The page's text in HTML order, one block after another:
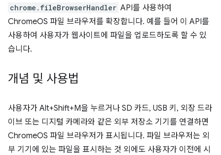
chrome.fileBrowserHandler API를 사용하여
ChromeOS 파일 브라우저를 확장합니다. 예를 들어 이 API를
사용하여 사용자가 웹사이트에 파일을 업로드하도록 할 수 있
습니다.
개념 및 사용법
사용자가 Alt+Shift+M을 누르거나 SD 카드, USB 키, 외장 드라
이브 또는 디지털 카메라와 같은 외부 저장소 기기를 연결하면
ChromeOS 파일 브라우저가 표시됩니다. 파일 브라우저는 외
부 기기에 있는 파일을 표시하는 것 외에도 사용자가 이전에 시